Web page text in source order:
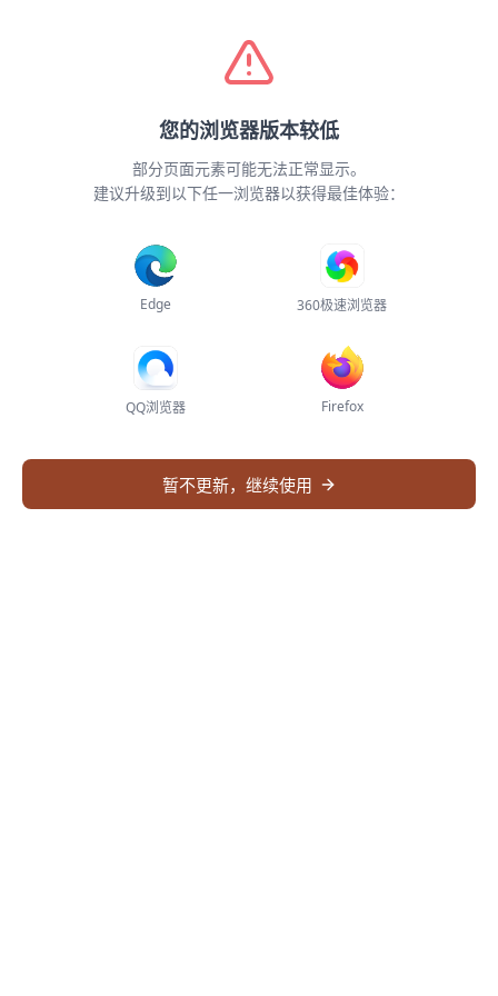
网络连接异常
无法加载系统配置，请检查网络连接后刷新页
刷新页面
您的浏览器版本较低
部分页面元素可能无法正常显示。
建议升级到以下任一浏览器以获得最佳体验：
Edge 360极速浏览器
QQ浏览器 Firefox
暂不更新，继续使用
加载失败，请稍后重试